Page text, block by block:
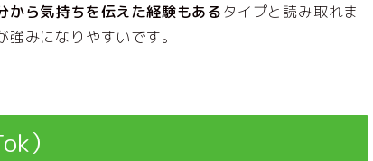
から気持ちを伝えた経験もあるタイプと読み取れま
みになりやすいです。
）